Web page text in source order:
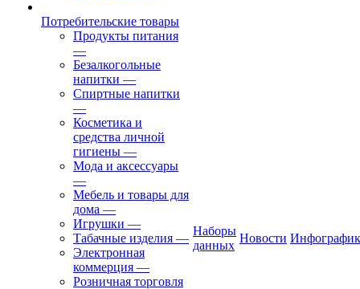
Потребительские товары
Продукты питания
—
Безалкогольные
напитки —
Спиртные напитки
—
Косметика и
средства личной
гигиены —
Мода и аксессуары
—
Мебель и товары для
дома —
Игрушки —
Табачные изделия —
Электронная
коммерция —
Розничная торговля
Наборы
данных
Новости